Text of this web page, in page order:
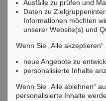
Keine Auktion
Wir informieren
Ausfälle zu prüfen und
Daten zu
Informationen möchten
unserer Website(s) und
Wenn Sie „Alle
neue Angebote zu
personalisierte Inhalte
Wenn Sie „Alle ablehnen“
personalisierte Inhalte